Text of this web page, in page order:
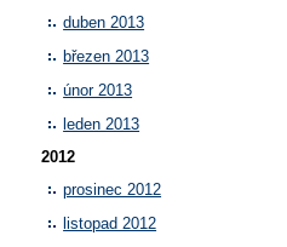
duben 2013
březen 2013
únor 2013
leden 2013
2012
prosinec 2012
listopad 2012